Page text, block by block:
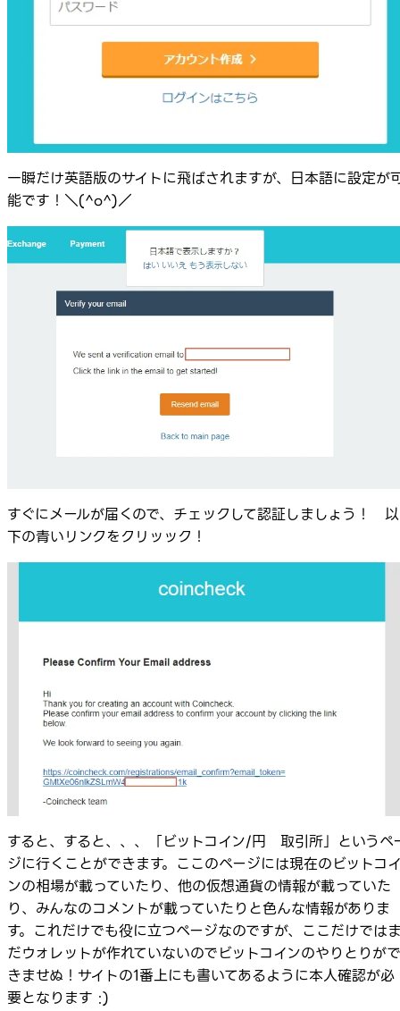
一瞬だけ英語版のサイトに飛ばされますが、日本語に設定が
能です！＼(^o^)／
すぐにメールが届くので、チェックして認証しましょう！ 以
下の青いリンクをクリッック！
すると、すると、、、「ビットコイン/円 取引所」というペ
ジに行くことができます。ここのページには現在のビットコ
ンの相場が載っていたり、他の仮想通貨の情報が載っていた
り、みんなのコメントが載っていたりと色んな情報がありま
す。これだけでも役に立つページなのですが、ここだけでは
だウォレットが作れていないのでビットコインのやりとりがで
きませぬ！サイトの1番上にも書いてあるように本人確認が必
要となります :)